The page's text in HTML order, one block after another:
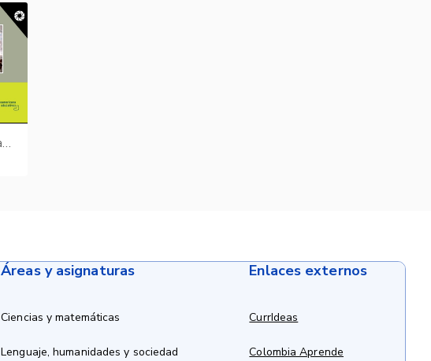
Kairos - La España del siglo XVI y el Barroco
Áreas y asignaturas
Ciencias y matemáticas
Lenguaje, humanidades y sociedad
Enlaces externos
CurrIdeas
Colombia Aprende